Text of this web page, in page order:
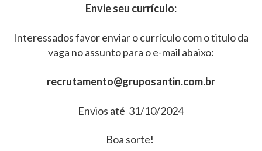
Envie seu currículo:
Interessados favor enviar o currículo com o titulo da
vaga no assunto para o e-mail abaixo:
recrutamento@gruposantin.com.br
Envios até 31/10/2024
Boa sorte!